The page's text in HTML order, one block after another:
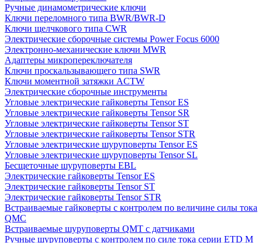
Ручные динамометрические ключи
Ключи переломного типа BWR/BWR-D
Ключи щелчкового типа CWR
Электрические сборочные системы Power Focus 6000
Электронно-механические ключи MWR
Адаптеры микропереключателя
Ключи проскальзывающего типа SWR
Ключи моментной затяжки ACTW
Электрические сборочные инструменты
Угловые электрические гайковерты Tensor ES
Угловые электрические гайковерты Tensor SR
Угловые электрические гайковерты Tensor ST
Угловые электрические гайковерты Tensor STR
Угловые электрические шуруповерты Tensor ES
Угловые электрические шуруповерты Tensor SL
Бесщеточные шуруповерты EBL
Электрические гайковерты Tensor ES
Электрические гайковерты Tensor ST
Электрические гайковерты Tensor STR
Встраиваемые гайковерты с контролем по величине силы тока
QMC
Встраиваемые шуруповерты QMT с датчиками
Ручные шуруповерты с контролем по силе тока серии ETD M